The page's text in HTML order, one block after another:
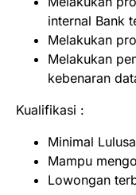
internal Bank
Melakukan
Melakukan
kebenaran
Kualifikasi :
Minimal
Mampu
Lowongan